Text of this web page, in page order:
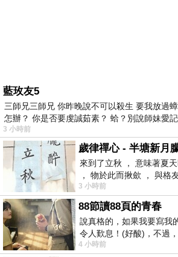
藍玫友5
三師兄三師兄 你昨晚說不可以殺生 要我放過
怎辦？ 你是否要虔誠茹素？ 蛤？別說師妹愛
3 小時前
歲律禪心 - 半塘新月
來到了立秋 ， 意味著夏
， 物於此而揪歛 ， 與格
3 小時前
88節讀88頁的青春
說真格的，如果我要寫我
令人歎息！(好酸)，不過
復...，每天跪鍵盤還是被
4 小時前